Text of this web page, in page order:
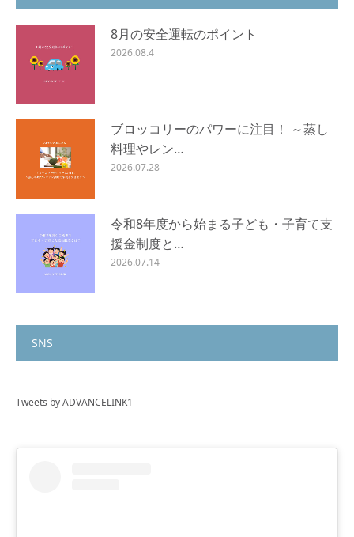
8月の安全運転のポイント
2026.08.4
ブロッコリーのパワーに注目！ ～蒸し
料理やレン…
2026.07.28
令和8年度から始まる子ども・子育て支
援金制度と…
2026.07.14
SNS
Tweets by ADVANCELINK1